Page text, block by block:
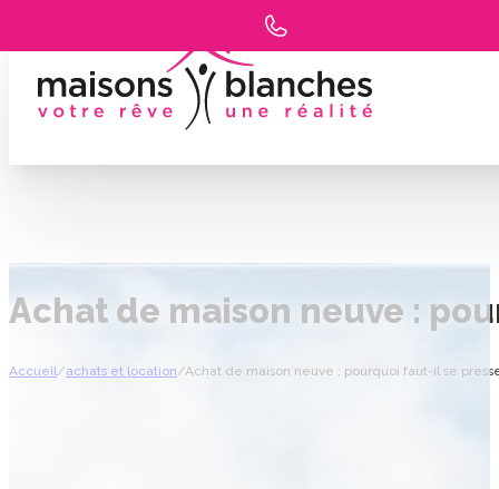
Achat de maison neuve :
Accueil/achats et location/Achat de maison neuve : pourquoi faut-il se